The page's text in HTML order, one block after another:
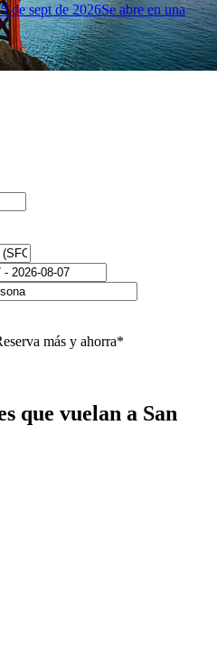
de sept de 2026Se abre en una
más y ahorra*
que vuelan a San